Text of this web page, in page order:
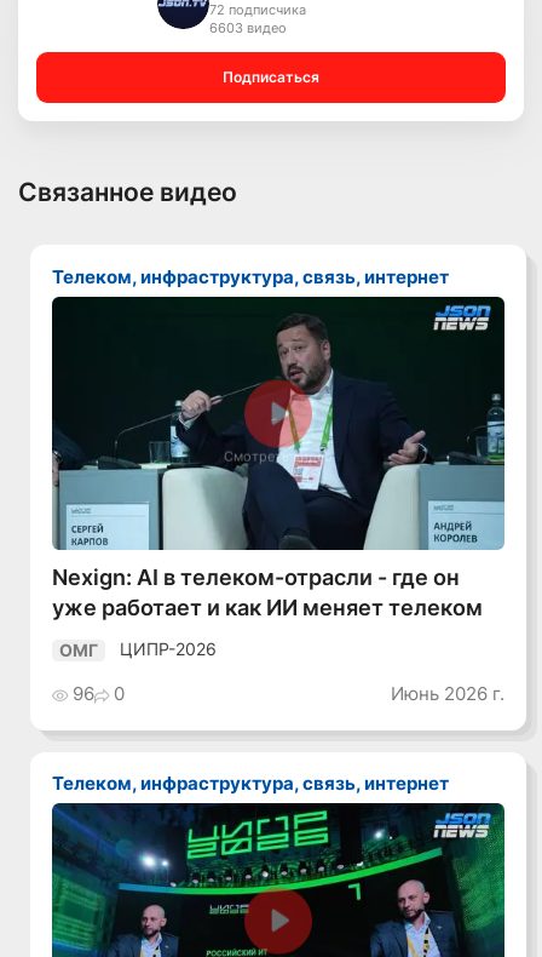
72 подписчика
6603 видео
Подписаться
Связанное видео
Телеком, инфраструктура, связь, интернет
Смотреть видео
Nexign: AI в телеком-отрасли - где он
уже работает и как ИИ меняет телеком
ОМГ ЦИПР-2026
96 0 Июнь 2026 г.
Телеком, инфраструктура, связь, интернет